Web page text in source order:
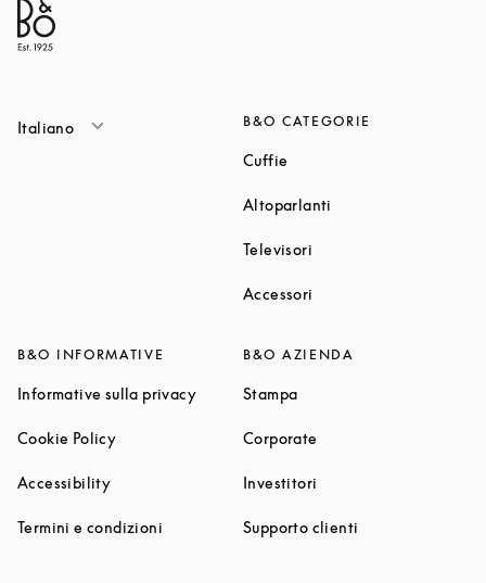
Italiano B&O CATEGORIE
Cuffie
Altoparlanti
Televisori
Accessori
B&O INFORMATIVE
Informative sulla privacyLink Opens in New Tab
Cookie PolicyLink Opens in New Tab
AccessibilityLink Opens in New Tab
Termini e condizioni Link Opens in New Tab
B&O AZIENDA
StampaLink Opens in New Tab
Corporate
Investitori
Supporto clienti